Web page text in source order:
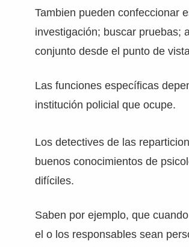
Tambien pueden confeccionar
investigación; buscar pruebas;
conjunto desde el punto de
Las funciones específicas
institución policial que ocupe.
Los detectives de las
buenos conocimientos de
difíciles.
Saben por ejemplo, que
el o los responsables sean